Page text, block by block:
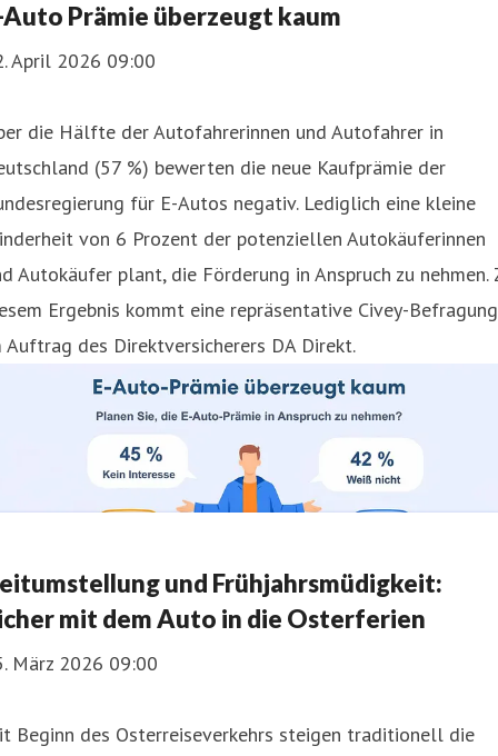
Auto Prämie überzeugt kaum
April 2026 09:00
die Hälfte der Autofahrerinnen und Autofahrer in
(57 %) bewerten die neue Kaufprämie der
für E-Autos negativ. Lediglich eine kleine
von 6 Prozent der potenziellen Autokäuferinnen
Autokäufer plant, die Förderung in Anspruch zu nehmen.
Ergebnis kommt eine repräsentative Civey-Befragung
Auftrag des Direktversicherers DA Direkt.
und Frühjahrsmüdigkeit:
mit dem Auto in die Osterferien
März 2026 09:00
Beginn des Osterreiseverkehrs steigen traditionell die